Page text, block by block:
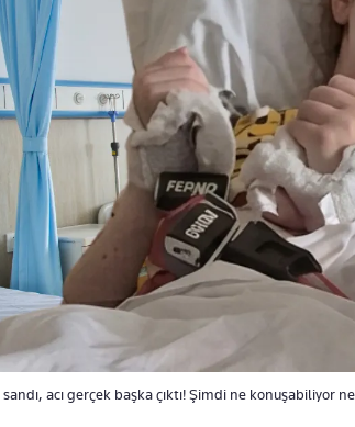
sandı, acı gerçek başka çıktı! Şimdi ne konuşabiliyor